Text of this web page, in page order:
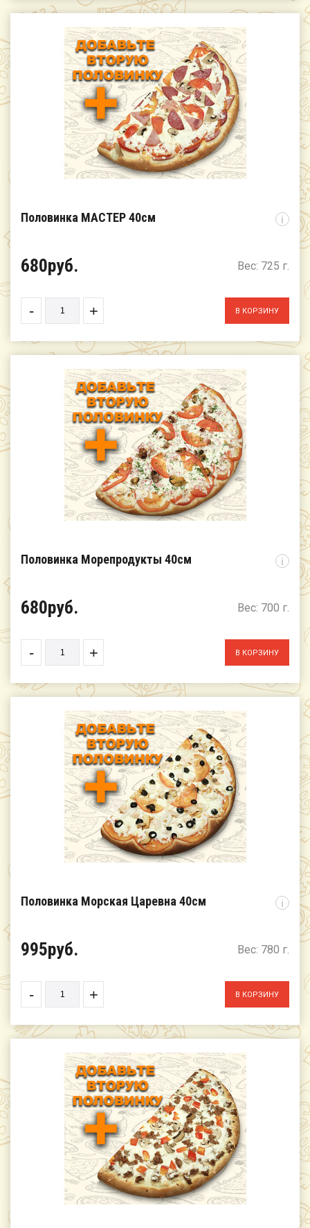
Половинка МАСТЕР 40см i
680руб. Вес: 725 г.
- +
Половинка Морепродукты 40см i
680руб. Вес: 700 г.
- +
Половинка Морская Царевна 40см i
995руб. Вес: 780 г.
- +